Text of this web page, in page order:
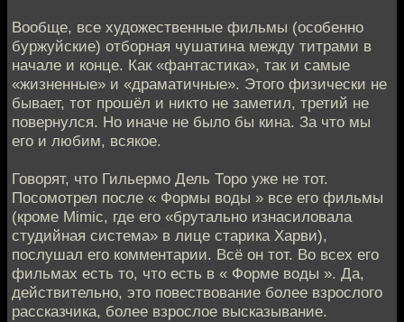
Вообще, все художественные фильмы (особенно
буржуйские) отборная чушатина между титрами в
начале и конце. Как «фантастика», так и самые
«жизненные» и «драматичные». Этого физически не
бывает, тот прошёл и никто не заметил, третий не
повернулся. Но иначе не было бы кина. За что мы
его и любим, всякое.
Говорят, что Гильермо Дель Торо уже не тот.
Посомотрел после « Формы воды » все его фильмы
(кроме Mimic, где его «брутально изнасиловала
студийная система» в лице старика Харви),
послушал его комментарии. Всё он тот. Во всех его
фильмах есть то, что есть в « Форме воды ». Да,
действительно, это повествование более взрослого
рассказчика, более взрослое высказывание.